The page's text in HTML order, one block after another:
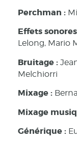
Perchman :
Effets
Lelong, Mario
Bruitage :
Melchiorri
Mixage :
Mixage
Générique :